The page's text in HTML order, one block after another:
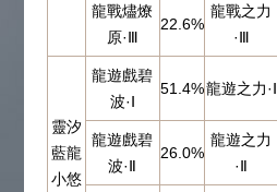
龍戰燼燎
原·Ⅲ
22.6%
龍戰之力
·Ⅲ
靈汐
藍龍
小悠
龍遊戲碧
波·Ⅰ
51.4%龍遊之力·Ⅰ
龍遊戲碧
波·Ⅱ
26.0%
龍遊之力
·Ⅱ